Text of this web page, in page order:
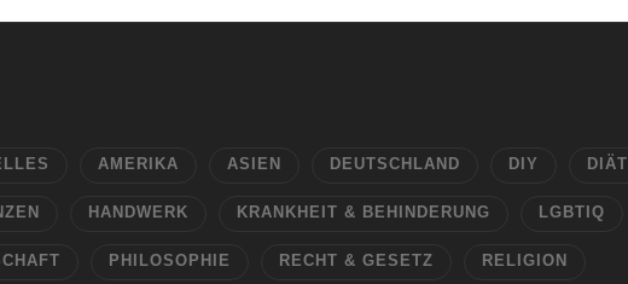
AMERIKA ASIEN DEUTSCHLAND DIY DIÄT
HANDWERK KRANKHEIT & BEHINDERUNG LGBTIQ
PHILOSOPHIE RECHT & GESETZ RELIGION